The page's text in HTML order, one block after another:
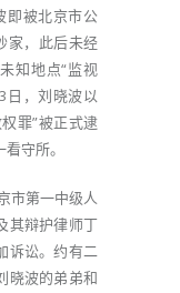
即被北京市公
家，此后未经
知地点“监视
日，刘晓波以
罪”被正式逮
守所。
市第一中级人
其辩护律师丁
诉讼。约有二
晓波的弟弟和